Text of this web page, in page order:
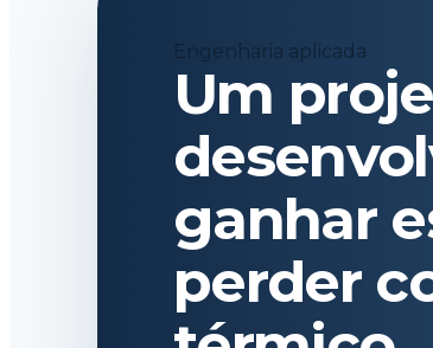
Engenharia aplicada
Um
ganhar
perder